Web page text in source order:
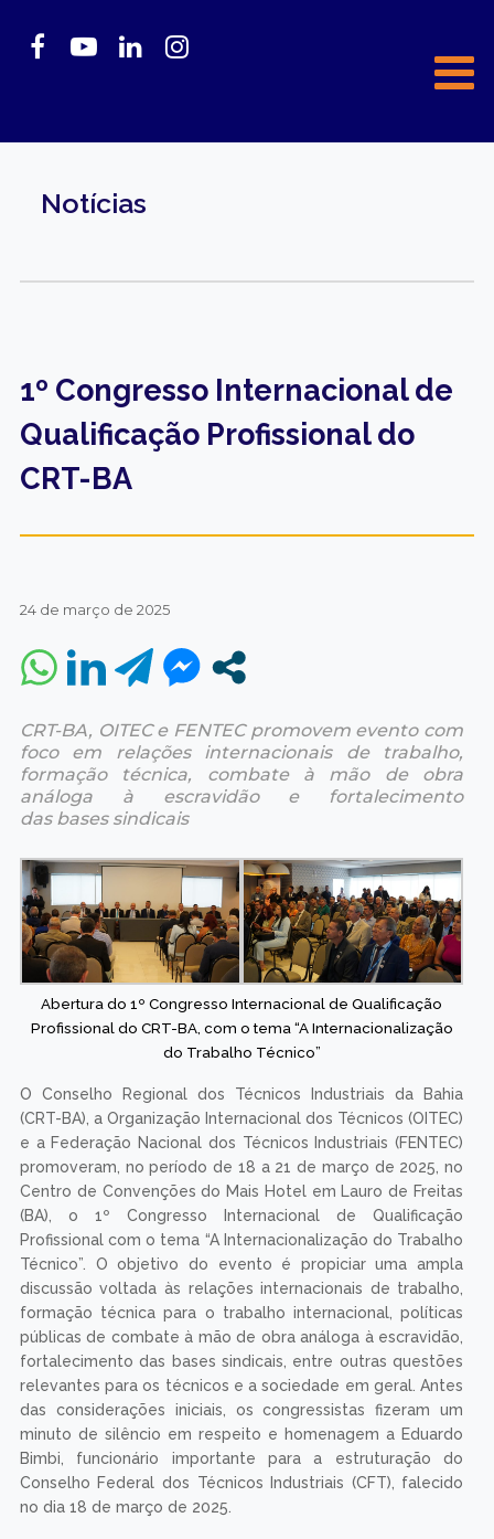
Notícias
1º Congresso Internacional de
Qualificação Profissional do
CRT-BA
24 de março de 2025
CRT-BA, OITEC e FENTEC promovem evento com
foco em relações internacionais de trabalho,
formação técnica, combate à mão de obra
análoga à escravidão e fortalecimento
das bases sindicais
Abertura do 1º Congresso Internacional de Qualificação
Profissional do CRT-BA, com o tema “A Internacionalização
do Trabalho Técnico”
O Conselho Regional dos Técnicos Industriais da Bahia
(CRT-BA), a Organização Internacional dos Técnicos (OITEC)
e a Federação Nacional dos Técnicos Industriais (FENTEC)
promoveram, no período de 18 a 21 de março de 2025, no
Centro de Convenções do Mais Hotel em Lauro de Freitas
(BA), o 1º Congresso Internacional de Qualificação
Profissional com o tema “A Internacionalização do Trabalho
Técnico”. O objetivo do evento é propiciar uma ampla
discussão voltada às relações internacionais de trabalho,
formação técnica para o trabalho internacional, políticas
públicas de combate à mão de obra análoga à escravidão,
fortalecimento das bases sindicais, entre outras questões
relevantes para os técnicos e a sociedade em geral. Antes
das considerações iniciais, os congressistas fizeram um
minuto de silêncio em respeito e homenagem a Eduardo
Bimbi, funcionário importante para a estruturação do
Conselho Federal dos Técnicos Industriais (CFT), falecido
no dia 18 de março de 2025.